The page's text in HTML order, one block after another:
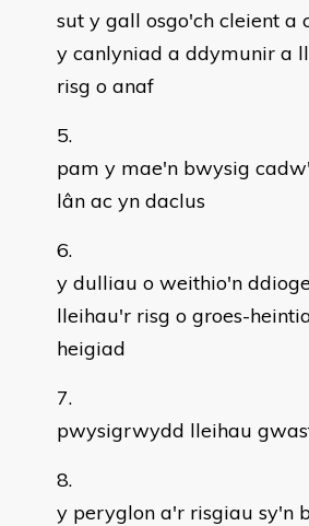
sut y gall osgo'ch cleient a
y canlyniad a ddymunir a
risg o anaf
pam y mae'n bwysig
lân ac yn daclus
y dulliau o weithio'n
lleihau'r risg o groes-
heigiad
pwysigrwydd lleihau
y peryglon a'r risgiau sy'n